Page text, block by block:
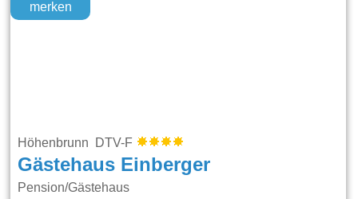
merken
Höhenbrunn DTV-F
Gästehaus Einberger
Pension/Gästehaus